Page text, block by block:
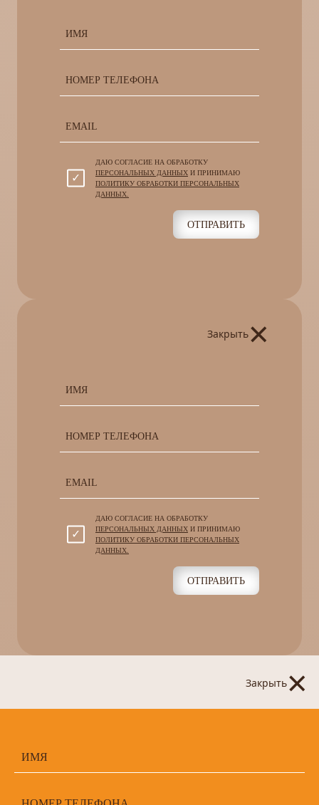
ДАЮ СОГЛАСИЕ НА ОБРАБОТКУ
ПЕРСОНАЛЬНЫХ ДАННЫХ И ПРИНИМАЮ
ПОЛИТИКУ ОБРАБОТКИ ПЕРСОНАЛЬНЫХ
ДАННЫХ.
ОТПРАВИТЬ
Закрыть×
ДАЮ СОГЛАСИЕ НА ОБРАБОТКУ
ПЕРСОНАЛЬНЫХ ДАННЫХ И ПРИНИМАЮ
ПОЛИТИКУ ОБРАБОТКИ ПЕРСОНАЛЬНЫХ
ДАННЫХ.
ОТПРАВИТЬ
Закрыть×